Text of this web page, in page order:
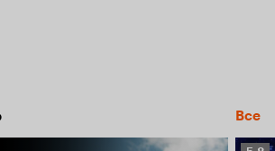
Все